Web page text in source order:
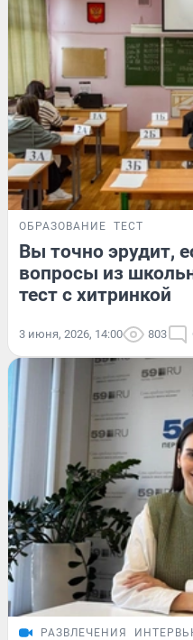
ОБРАЗОВАНИЕ ТЕСТ
Вы точно эрудит,
вопросы из
тест с хитринкой
3 июня, 2026, 14:00 803
РАЗВЛЕЧЕНИЯ